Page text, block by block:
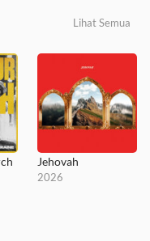
Lihat Semua
Jehovah
2026